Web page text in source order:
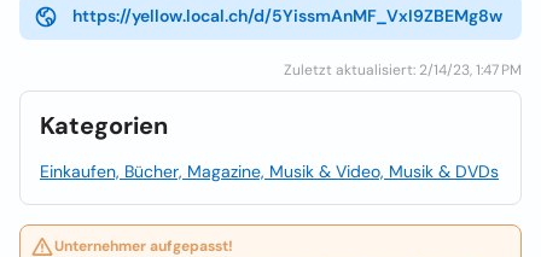
https://yellow.local.ch/d/5YissmAnMF_VxI9ZBEMg8w
Zuletzt aktualisiert: 2/14/23, 1:47 PM
Kategorien
Einkaufen, Bücher, Magazine, Musik & Video, Musik & DVDs
Unternehmer aufgepasst!